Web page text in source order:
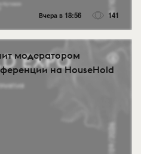
Вчера в 18:56 141
модератором
на HouseHold